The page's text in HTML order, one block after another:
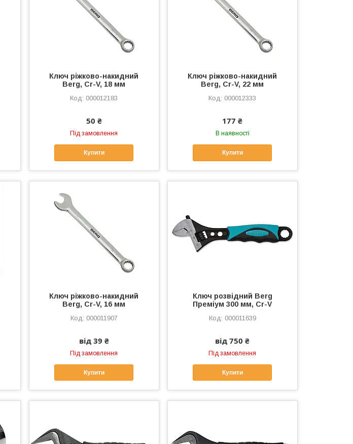
Ключ ріжково-накидний
Berg, Cr-V, 18 мм
000012183
50 ₴
Під замовлення
Купити
Ключ ріжково-накидний
Berg, Cr-V, 22 мм
000012333
177 ₴
В наявності
Купити
Ключ ріжково-накидний
Berg, Cr-V, 16 мм
000011907
від 39 ₴
Під замовлення
Купити
Ключ розвідний Berg
Преміум 300 мм, Cr-V
000011639
від 750 ₴
Під замовлення
Купити